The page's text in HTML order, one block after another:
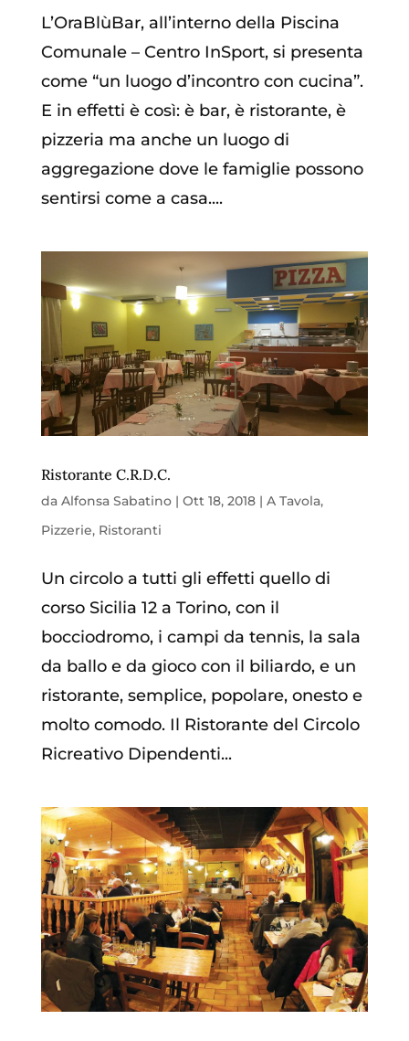
L’OraBlùBar, all’interno della Piscina
Comunale – Centro InSport, si presenta
come “un luogo d’incontro con cucina”.
E in effetti è così: è bar, è ristorante, è
pizzeria ma anche un luogo di
aggregazione dove le famiglie possono
sentirsi come a casa....
Ristorante C.R.D.C.
da Alfonsa Sabatino| Ott 18, 2018| A Tavola,
Pizzerie, Ristoranti
Un circolo a tutti gli effetti quello di
corso Sicilia 12 a Torino, con il
bocciodromo, i campi da tennis, la sala
da ballo e da gioco con il biliardo, e un
ristorante, semplice, popolare, onesto e
molto comodo. Il Ristorante del Circolo
Ricreativo Dipendenti...